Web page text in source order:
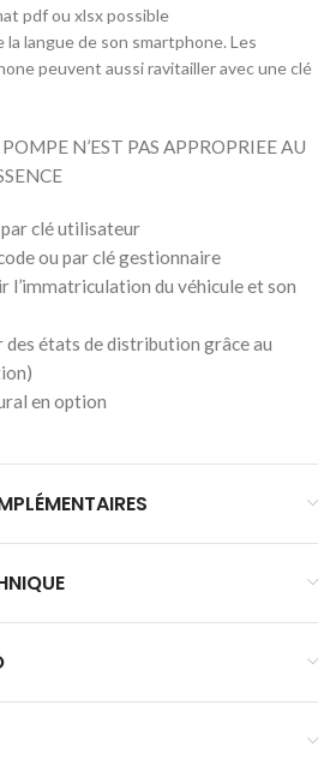
pdf ou xlsx possible
langue de son smartphone. Les
peuvent aussi ravitailler avec une clé
N’EST PAS APPROPRIEE AU
par clé utilisateur
ou par clé gestionnaire
l’immatriculation du véhicule et son
des états de distribution grâce au
en option